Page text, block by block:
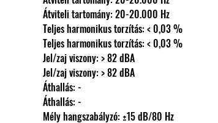
                Átviteli tartomány: 20-20.000 Hz
                Teljes harmonikus torzítás: < 0,03 %
                Teljes harmonikus torzítás: < 0,03 %
                Jel/zaj viszony: > 82 dBA
                Jel/zaj viszony: > 82 dBA
                Áthallás: -
                Áthallás: -
                Mély hangszabályzó: ±15 dB/80 Hz